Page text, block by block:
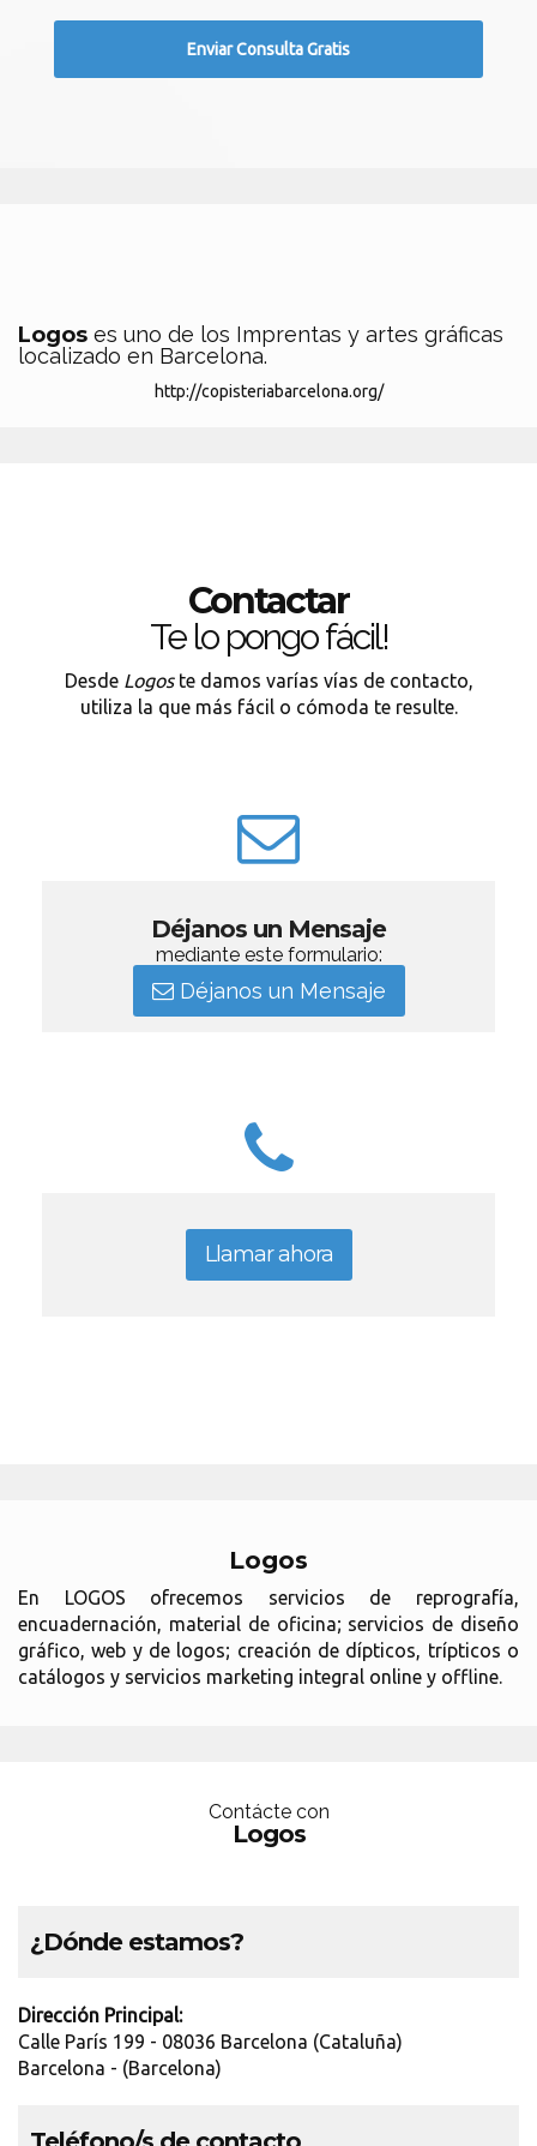
Logos es uno de los Imprentas y artes gráficas
localizado en Barcelona.
http://copisteriabarcelona.org/
Contactar
Te lo pongo fácil!
Desde Logoste damos varías vías de contacto,
utiliza la que más fácil o cómoda te resulte.
Déjanos un Mensaje
mediante este formulario:
Déjanos un Mensaje
Llamar ahora
Logos
En LOGOS ofrecemos servicios de reprografía,
encuadernación, material de oficina; servicios de diseño
gráfico, web y de logos; creación de dípticos, trípticos o
catálogos y servicios marketing integral online y offline.
Contácte con
Logos
¿Dónde estamos?
Dirección Principal:
Calle París 199 - 08036 Barcelona (Cataluña)
Barcelona - (Barcelona)